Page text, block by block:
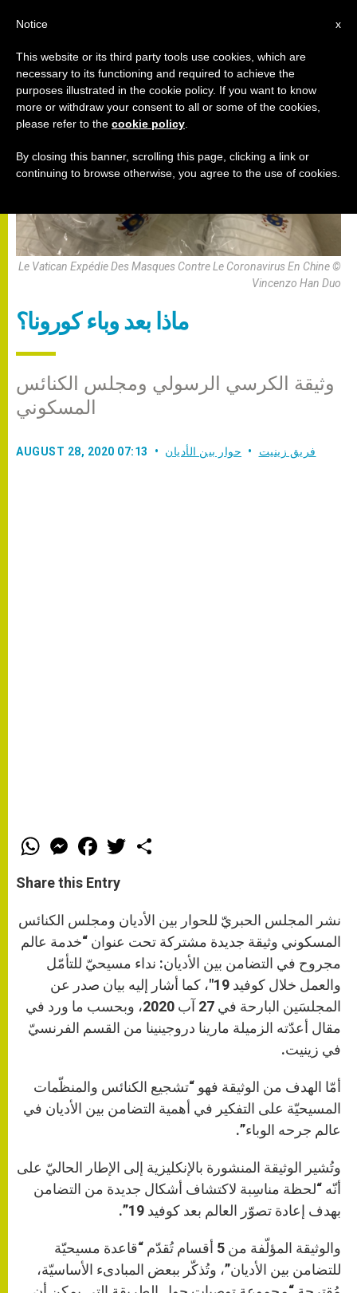
حوار بين الأديان
Le Vatican Expédie Des Masques Contre Le Coronavirus En Chine ©
Vincenzo Han Duo
ماذا بعد وباء كورونا؟
وثيقة الكرسي الرسولي ومجلس الكنائس
المسكوني
AUGUST 28, 2020 07:13 فريق زينيت حوار بين الأديان
W
h
t
s
p
p
M
e
s
e
g
e
r
F
a
e
b
o
k
T
w
r
Share this Entry
نشر المجلس الحبريّ للحوار بين الأديان ومجلس الكنائس
المسكوني وثيقة جديدة مشتركة تحت عنوان “خدمة عالم
مجروح في التضامن بين الأديان: نداء مسيحيّ للتأمّل
والعمل خلال كوفيد 19″، كما أشار إليه بيان صدر عن
المجلسَين البارحة في 27 آب 2020، وبحسب ما ورد في
مقال أعدّته الزميلة مارينا دروجينينا من القسم الفرنسيّ
في زينيت.
أمّا الهدف من الوثيقة فهو “تشجيع الكنائس والمنظّمات
المسيحيّة على التفكير في أهمية التضامن بين الأديان في
عالم جرحه الوباء”.
وتُشير الوثيقة المنشورة بالإنكليزية إلى الإطار الحاليّ على
أنّه “لحظة مناسِبة لاكتشاف أشكال جديدة من التضامن
بهدف إعادة تصوّر العالم بعد كوفيد 19”.
والوثيقة المؤلّفة من 5 أقسام تُقدّم “قاعدة مسيحيّة
للتضامن بين الأديان”، وتُذكّر ببعض المبادىء الأساسيّة،
x
Notice
This website or its third party tools use cookies, which are
necessary to its functioning and required to achieve the
purposes illustrated in the cookie policy. If you want to know
more or withdraw your consent to all or some of the cookies,
please refer to the cookie policy
By closing this banner, scrolling this page, clicking a link or
continuing to browse otherwise, you agree to the use of cookies.